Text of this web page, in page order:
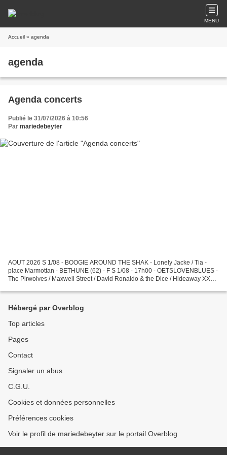
MENU
Accueil » agenda
agenda
Agenda concerts
Publié le 31/07/2026 à 10:56
Par mariedebeyter
AOUT 2026 S 1/08 - BOOGIE AROUND THE SHAK - Lonely Jacke / Tia -
place Marmottan - BETHUNE (62) - F S 1/08 - 17h00 - OETSLOVENBLUES -
The Pirwolves / Maxwell Street / David Ronaldo & the Dice / Hideaway XXL /
Hébergé par Overblog
Top articles
Pages
Contact
Signaler un abus
C.G.U.
Cookies et données personnelles
Préférences cookies
Voir le profil de mariedebeyter sur le portail Overblog